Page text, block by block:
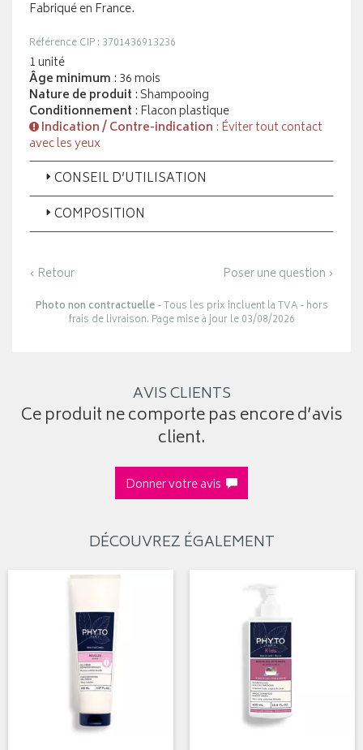
Fabriqué en France.
Référence CIP : 3701436913236
1 unité
Âge minimum : 36 mois
Nature de produit : Shampooing
Conditionnement : Flacon plastique
Indication / Contre-indication : Éviter tout contact
avec les yeux
CONSEIL D’UTILISATION
COMPOSITION
‹ Retour Poser une question ›
Photo non contractuelle- Tous les prix incluent la TVA - hors
frais de livraison. Page mise à jour le 03/08/2026
AVIS CLIENTS
Ce produit ne comporte pas encore d’avis
client.
Donner votre avis
DÉCOUVREZ ÉGALEMENT